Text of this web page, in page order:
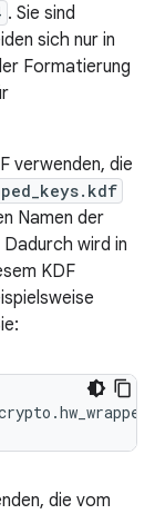
. Sie sind
sich nur in
Formatierung
verwenden, die
Namen der
wird in
KDF
die vom